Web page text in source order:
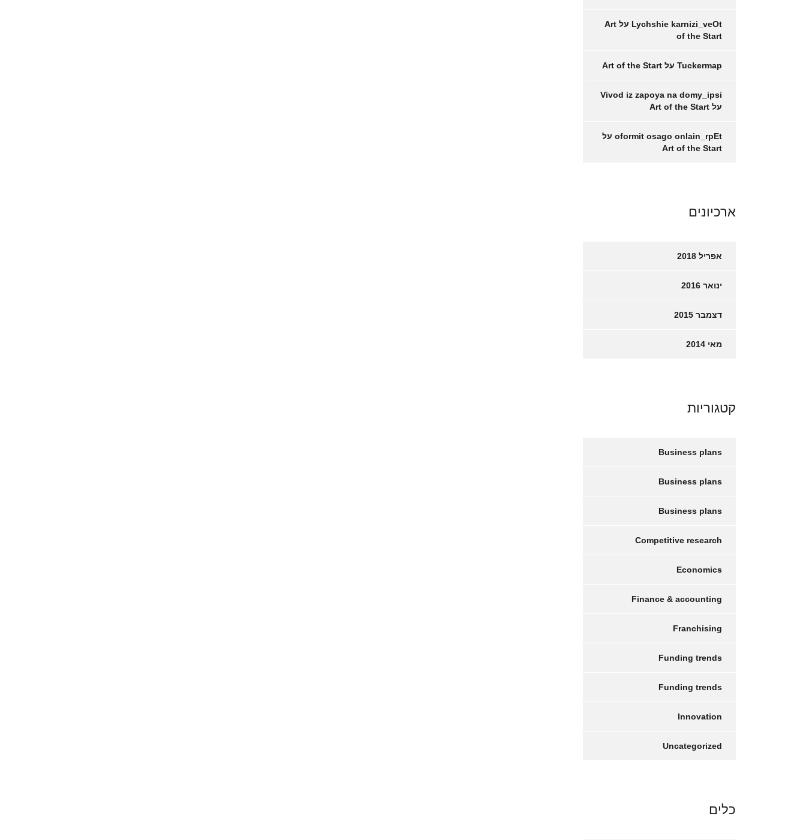
Lychshie karnizi_veOt על Art
of the Start
Tuckermap על Art of the Start
Vivod iz zapoya na domy_ipsi
על Art of the Start
oformit osago onlain_rpEt על
Art of the Start
ארכיונים
אפריל 2018
ינואר 2016
דצמבר 2015
מאי 2014
קטגוריות
Business plans
Business plans
Business plans
Competitive research
Economics
Finance & accounting
Franchising
Funding trends
Funding trends
Innovation
Uncategorized
כלים